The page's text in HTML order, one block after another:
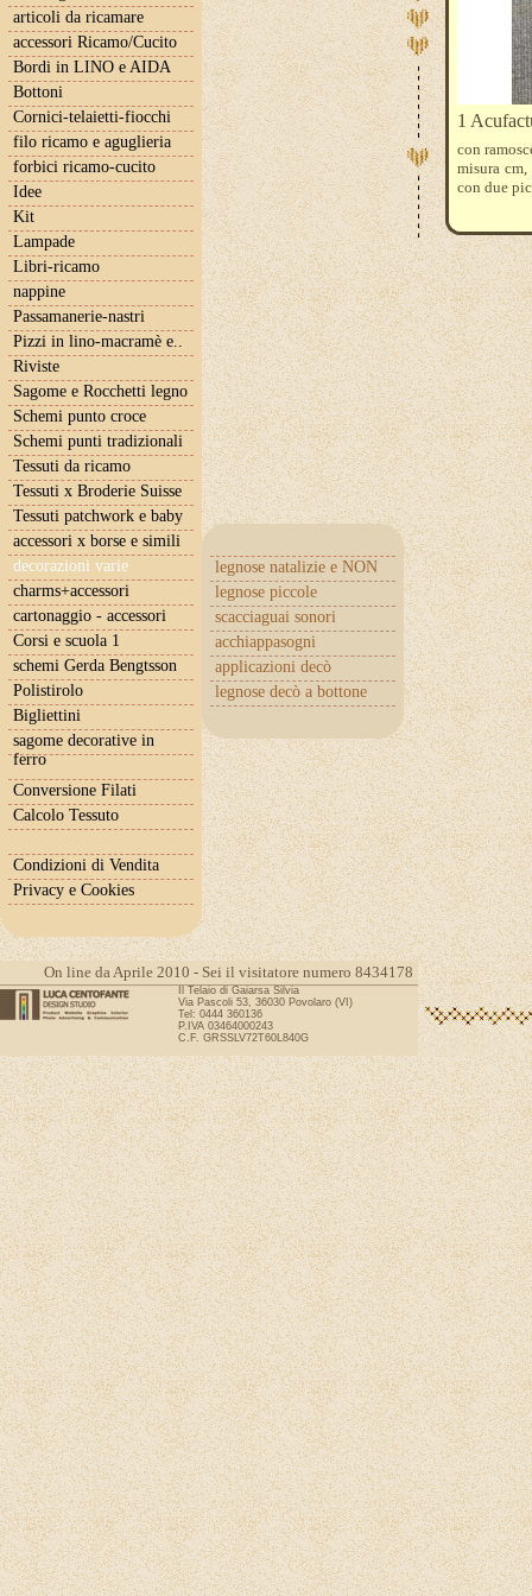
articoli da ricamare
accessori Ricamo/Cucito
Bordi in LINO e AIDA
Bottoni
Cornici-telaietti-fiocchi
filo ricamo e aguglieria
forbici ricamo-cucito
Idee
Kit
Lampade
Libri-ricamo
nappine
Passamanerie-nastri
Pizzi in lino-macramè e..
Riviste
Sagome e Rocchetti legno
Schemi punto croce
Schemi punti tradizionali
Tessuti da ricamo
Tessuti x Broderie Suisse
Tessuti patchwork e baby
accessori x borse e simili
decorazioni varie
legnose natalizie e NON
legnose piccole
scacciaguai sonori
acchiappasogni
applicazioni decò
legnose decò a bottone
charms+accessori
cartonaggio - accessori
Corsi e scuola 1
schemi Gerda Bengtsson
Polistirolo
Bigliettini
sagome decorative in
ferro
Conversione Filati
Calcolo Tessuto
Condizioni di Vendita
Privacy e Cookies
1
con
misura
con due
On line da Aprile 2010 - Sei il visitatore numero 8434178
Il Telaio di Gaiarsa Silvia
Via Pascoli 53, 36030 Povolaro (VI)
Tel: 0444 360136
P.IVA 03464000243
C.F. GRSSLV72T60L840G